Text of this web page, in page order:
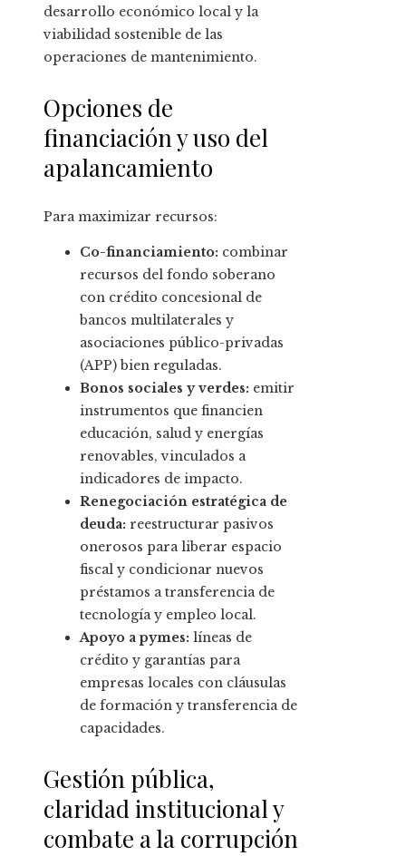
desarrollo económico local y la
viabilidad sostenible de las
operaciones de mantenimiento.
Opciones de
financiación y uso del
apalancamiento
Para maximizar recursos:
Co-financiamiento: combinar
recursos del fondo soberano
con crédito concesional de
bancos multilaterales y
asociaciones público-privadas
(APP) bien reguladas.
Bonos sociales y verdes: emitir
instrumentos que financien
educación, salud y energías
renovables, vinculados a
indicadores de impacto.
Renegociación estratégica de
deuda: reestructurar pasivos
onerosos para liberar espacio
fiscal y condicionar nuevos
préstamos a transferencia de
tecnología y empleo local.
Apoyo a pymes: líneas de
crédito y garantías para
empresas locales con cláusulas
de formación y transferencia de
capacidades.
Gestión pública,
claridad institucional y
combate a la corrupción